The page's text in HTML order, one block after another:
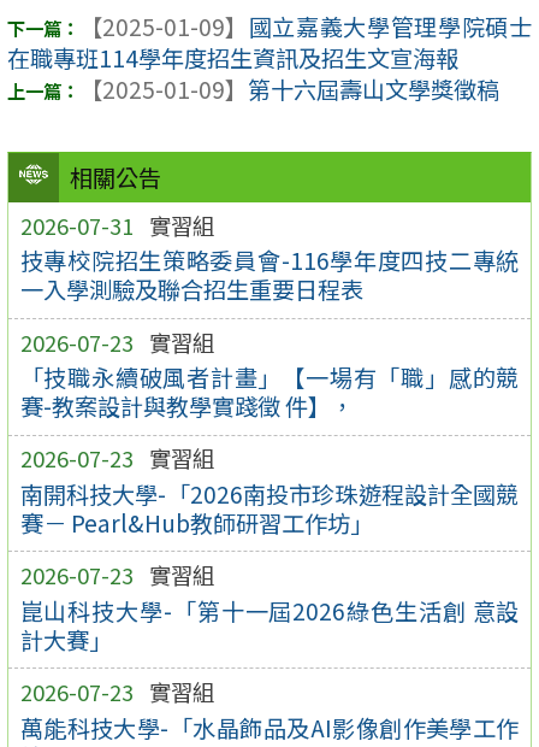
相關公告
2026-07-31 實習組
技專校院招生策略委員會-116學年度四技二專統
一入學測驗及聯合招生重要日程表
2026-07-23 實習組
「技職永續破風者計畫」【一場有「職」感的競
賽-教案設計與教學實踐徵 件】，
2026-07-23 實習組
南開科技大學-「2026南投市珍珠遊程設計全國競
賽－ Pearl&Hub教師研習工作坊」
2026-07-23 實習組
崑山科技大學-「第十一屆2026綠色生活創 意設
計大賽」
2026-07-23 實習組
萬能科技大學-「水晶飾品及AI影像創作美學工作
【2025-01-09】 國立嘉義大學管理學院碩士
在職專班114學年度招生資訊及招生文宣海報
【2025-01-09】 第十六屆壽山文學獎徵稿